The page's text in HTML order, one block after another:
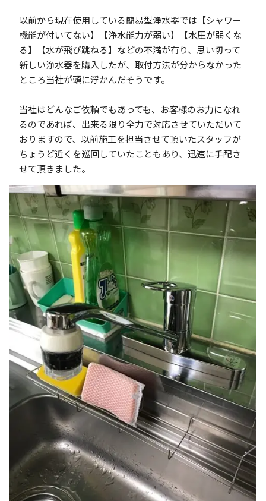
以前から現在使用している簡易型浄水器では【シャワー
機能が付いてない】【浄水能力が弱い】【水圧が弱くな
る】【水が飛び跳ねる】などの不満が有り、思い切って
新しい浄水器を購入したが、取付方法が分からなかった
ところ当社が頭に浮かんだそうです。
当社はどんなご依頼でもあっても、お客様のお力になれ
るのであれば、出来る限り全力で対応させていただいて
おりますので、以前施工を担当させて頂いたスタッフが
ちょうど近くを巡回していたこともあり、迅速に手配さ
せて頂きました。